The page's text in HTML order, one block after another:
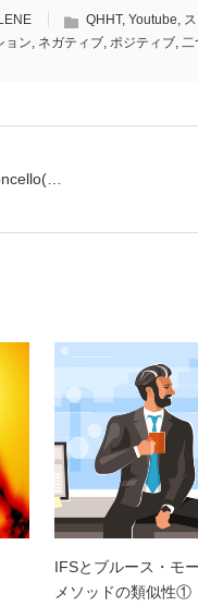
QHHT, Youtube,
ョン, ネガティブ, ポジティブ, 二
IFSとブルース・モ
メソッドの類似性①